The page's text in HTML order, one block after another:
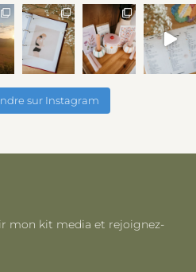
sur Instagram
mon kit media et rejoignez-